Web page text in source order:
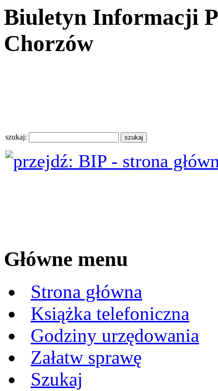
Biuletyn Informacji
Chorzów
szukaj:
Główne menu
Strona główna
Książka telefoniczna
Godziny urzędowania
Załatw sprawę
Szukaj